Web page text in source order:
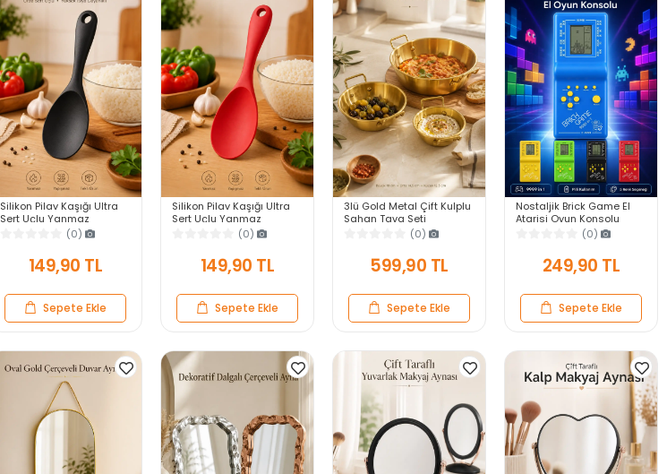
Silikon Pilav Kaşığı Ultra
Sert Uçlu Yanmaz
Yapışmaz Isıya Dayanıklı
Siyah Servis Yemek Kaşığı
(0)
149,90 TL
Sepete Ekle
Silikon Pilav Kaşığı Ultra
Sert Uçlu Yanmaz
Yapışmaz Isıya Dayanıklı
Kırmızı Servis Yemek
Kaşığı
(0)
149,90 TL
Sepete Ekle
3lü Gold Metal Çift Kulplu
Sahan Tava Seti
Kahvaltılık Meze
Menemen Mutfak Sofra
Sunum Kabı Seti
(0)
599,90 TL
Sepete Ekle
Nostaljik Brick Game El
Atarisi Oyun Konsolu
9999 in 1 Pilli Atari
Eğlenceli Çocuk Oyuncağı
(0)
249,90 TL
Sepete Ekle